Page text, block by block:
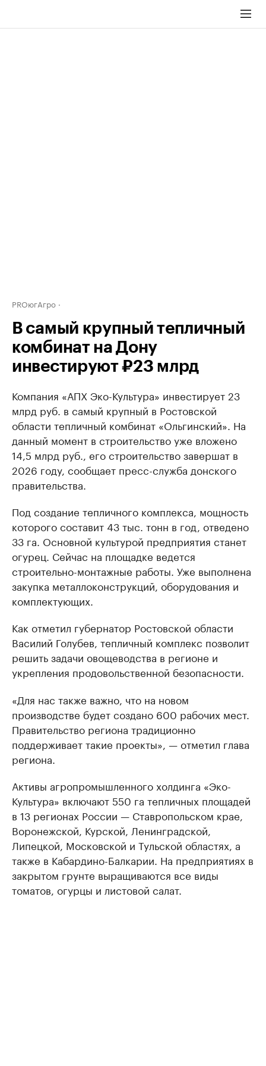
PROюгАгро
В самый крупный тепличный
комбинат на Дону
инвестируют ₽23 млрд
Компания «АПХ Эко-Культура» инвестирует 23
млрд руб. в самый крупный в Ростовской
области тепличный комбинат «Ольгинский». На
данный момент в строительство уже вложено
14,5 млрд руб., его строительство завершат в
2026 году, сообщает пресс-служба донского
правительства.
Под создание тепличного комплекса, мощность
которого составит 43 тыс. тонн в год, отведено
33 га. Основной культурой предприятия станет
огурец. Сейчас на площадке ведется
строительно-монтажные работы. Уже выполнена
закупка металлоконструкций, оборудования и
комплектующих.
Как отметил губернатор Ростовской области
Василий Голубев, тепличный комплекс позволит
решить задачи овощеводства в регионе и
укрепления продовольственной безопасности.
«Для нас также важно, что на новом
производстве будет создано 600 рабочих мест.
Правительство региона традиционно
поддерживает такие проекты», — отметил глава
региона.
Активы агропромышленного холдинга «Эко-
Культура» включают 550 га тепличных площадей
в 13 регионах России — Ставропольском крае,
Воронежской, Курской, Ленинградской,
Липецкой, Московской и Тульской областях, а
также в Кабардино-Балкарии. На предприятиях в
закрытом грунте выращиваются все виды
томатов, огурцы и листовой салат.